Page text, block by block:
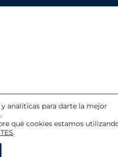
analíticas para darte la mejor
qué cookies estamos
.